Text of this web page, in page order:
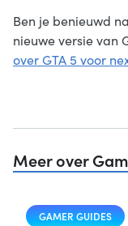
Ben je benieuwd
nieuwe versie van
over GTA 5 voor
Meer over
GAMER GUIDES